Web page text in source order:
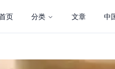
页 分类 文章 中